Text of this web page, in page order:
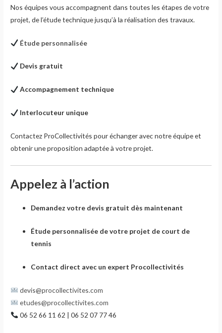
Nos équipes vous accompagnent dans toutes les étapes de votre
projet, de l’étude technique jusqu’à la réalisation des travaux.
Étude personnalisée
Devis gratuit
Accompagnement technique
Interlocuteur unique
Contactez ProCollectivités pour échanger avec notre équipe et
obtenir une proposition adaptée à votre projet.
Appelez à l’action
Demandez votre devis gratuit dès maintenant
Étude personnalisée de votre projet de court de
tennis
Contact direct avec un expert Procollectivités
devis@procollectivites.com
etudes@procollectivites.com
06 52 66 11 62 | 06 52 07 77 46